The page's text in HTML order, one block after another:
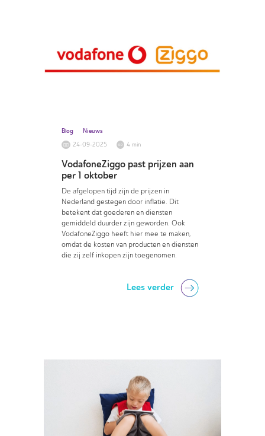
Blog
Nieuws
24-09-2025
4 min
VodafoneZiggo past prijzen aan
per 1 oktober
De afgelopen tijd zijn de prijzen in
Nederland gestegen door inflatie. Dit
betekent dat goederen en diensten
gemiddeld duurder zijn geworden. Ook
VodafoneZiggo heeft hier mee te maken,
omdat de kosten van producten en diensten
die zij zelf inkopen zijn toegenomen.
Lees verder